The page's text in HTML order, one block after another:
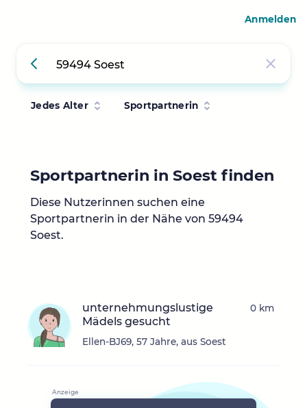
Jedes Alter Sportpartnerin
Sportpartnerin in Soest finden
Diese Nutzerinnen suchen eine
Sportpartnerin in der Nähe von 59494
Soest.
unternehmungslustige
Mädels gesucht
Ellen-BJ69, 57 Jahre, aus Soest
0 km
Anmelden